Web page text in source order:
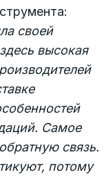
своей
высокая
Самое
связь.
потому